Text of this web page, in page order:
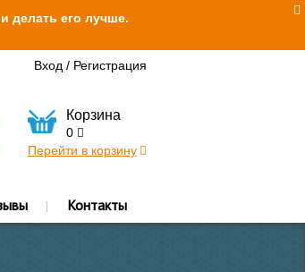
делать его лучше.
Вход / Регистрация
Корзина
0
Перейти в корзину
Контакты